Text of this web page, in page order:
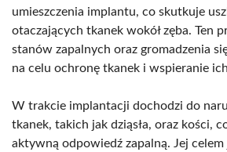
umieszczenia implantu, co skutkuje
otaczających tkanek wokół zęba. Ten
stanów zapalnych oraz gromadzenia
na celu ochronę tkanek i wspieranie
W trakcie implantacji dochodzi do
tkanek, takich jak dziąsła, oraz kości,
aktywną odpowiedź zapalną. Jej